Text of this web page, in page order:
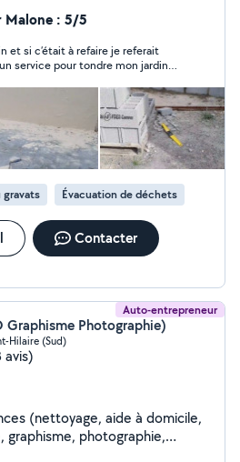
et gravat et déménagement
Malone : 5/5
et si c’était à refaire je referait
service pour tondre mon jardin
plaisir !
gravats Évacuation de déchets
Contacter
Auto-entrepreneur
Photographie)
Hilaire (Sud)
avis)
(nettoyage, aide à domicile,
graphisme, photographie,